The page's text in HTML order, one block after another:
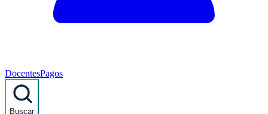
DocentesPagos
Buscar